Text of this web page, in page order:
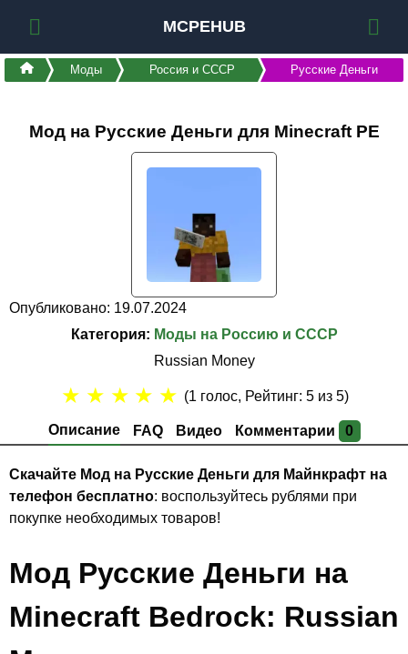
MCPEHUB
Моды Россия и СССР Русские Деньги
Мод на Русские Деньги для Minecraft PE
Опубликовано: 19.07.2024
Категория: Моды на Россию и СССР
Russian Money
Описание FAQ Видео Комментарии 0
★ ★ ★ ★ ★ (1 голос, Рейтинг:5 из 5)
Скачайте Мод на Русские Деньги для Майнкрафт на
телефон бесплатно: воспользуйтесь рублями при
покупке необходимых товаров!
Мод Русские Деньги на
Minecraft Bedrock: Russian